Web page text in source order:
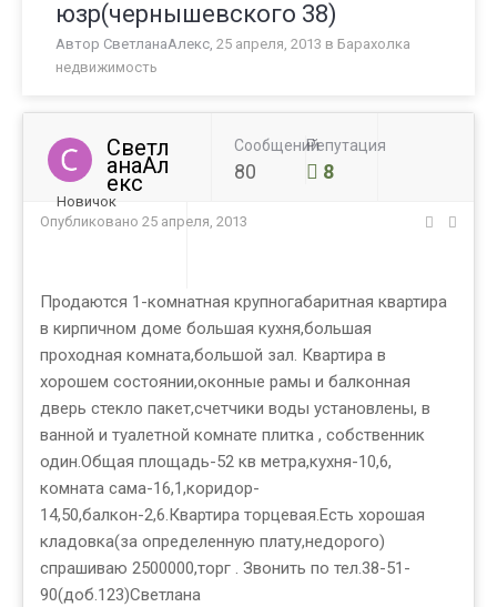
юзр(чернышевского 38)
Автор СветланаАлекс, 25 апреля, 2013 в Барахолка
недвижимость
Светл
анаАл
екс
Новичок
Сообщений
80
Репутация
8
Опубликовано 25 апреля, 2013
Продаются 1-комнатная крупногабаритная квартира
в кирпичном доме большая кухня,большая
проходная комната,большой зал. Квартира в
хорошем состоянии,оконные рамы и балконная
дверь стекло пакет,счетчики воды установлены, в
ванной и туалетной комнате плитка , собственник
один.Общая площадь-52 кв метра,кухня-10,6,
комната сама-16,1,коридор-
14,50,балкон-2,6.Квартира торцевая.Есть хорошая
кладовка(за определенную плату,недорого)
спрашиваю 2500000,торг . Звонить по тел.38-51-
90(доб.123)Светлана